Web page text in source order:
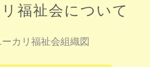
福祉会について
ーカリ福祉会組織図